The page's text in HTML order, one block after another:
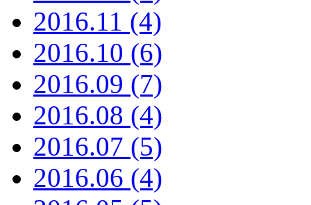
2016.11 (4)
2016.10 (6)
2016.09 (7)
2016.08 (4)
2016.07 (5)
2016.06 (4)